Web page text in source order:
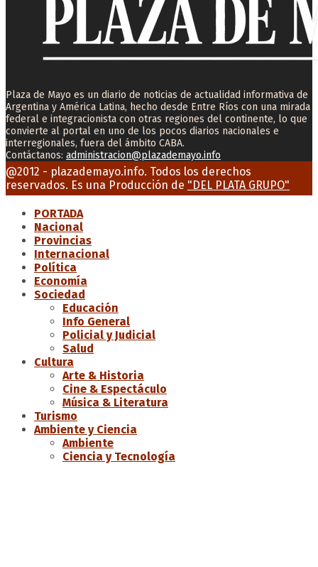
Plaza de Mayo es un diario de noticias de actualidad informativa de
Argentina y América Latina, hecho desde Entre Ríos con una mirada
federal e integracionista con otras regiones del continente, lo que
convierte al portal en uno de los pocos diarios nacionales e
interregionales, fuera del ámbito CABA.
Contáctanos: administracion@plazademayo.info
Facebook
Twitter
Instagram
Youtube
Email
@2012 - plazademayo.info. Todos los derechos
reservados. Es una Producción de "DEL PLATA GRUPO"
PORTADA
Nacional
Provincias
Internacional
Política
Economía
Sociedad
Educación
Info General
Policial y Judicial
Salud
Cultura
Arte & Historia
Cine & Espectáculo
Música & Literatura
Turismo
Ambiente y Ciencia
Ambiente
Ciencia y Tecnología